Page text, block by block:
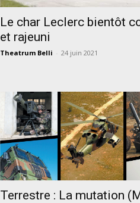
Le char Leclerc bientôt
et rajeuni
Theatrum Belli - 24 juin 2021
Terrestre : La mutation